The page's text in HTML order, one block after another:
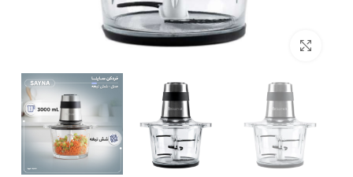
برای بزرگنمایی کلیک کنید